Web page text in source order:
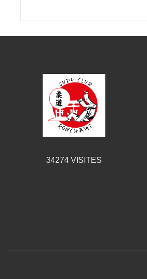
34274VISITES